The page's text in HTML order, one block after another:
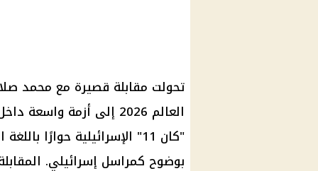
تحولت مقابلة قصيرة مع محمد
العالم 2026 إلى أزمة
"كان 11" الإسرائيلية حوارًا